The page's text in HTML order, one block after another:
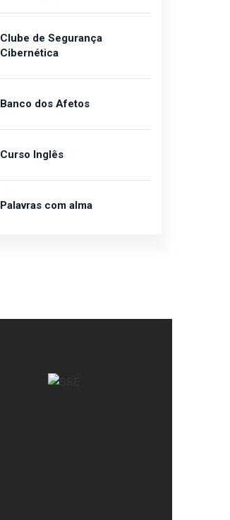
Clube de Segurança
Cibernética
Banco dos Afetos
Curso Inglês
Palavras com alma